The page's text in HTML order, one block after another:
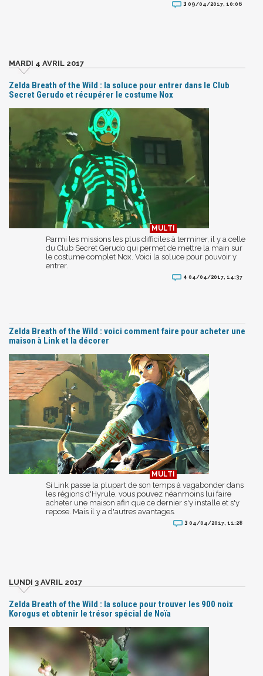
3 09/04/2017, 10:06
MARDI 4 AVRIL 2017
Zelda Breath of the Wild : la soluce pour entrer dans le Club
Secret Gerudo et récupérer le costume Nox
Parmi les missions les plus difficiles à terminer, il y a celle
du Club Secret Gerudo qui permet de mettre la main sur
le costume complet Nox. Voici la soluce pour pouvoir y
entrer.
4 04/04/2017, 14:37
Zelda Breath of the Wild : voici comment faire pour acheter une
maison à Link et la décorer
Si Link passe la plupart de son temps à vagabonder dans
les régions d'Hyrule, vous pouvez néanmoins lui faire
acheter une maison afin que ce dernier s'y installe et s'y
repose. Mais il y a d'autres avantages.
3 04/04/2017, 11:28
LUNDI 3 AVRIL 2017
Zelda Breath of the Wild : la soluce pour trouver les 900 noix
Korogus et obtenir le trésor spécial de Noïa